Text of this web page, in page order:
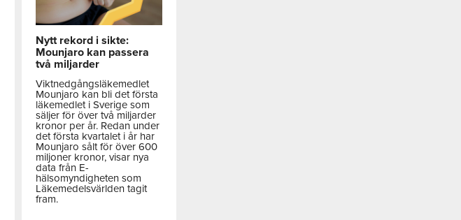
Nytt rekord i sikte:
Mounjaro kan passera
två miljarder
Viktnedgångsläkemedlet
Mounjaro kan bli det första
läkemedlet i Sverige som
säljer för över två miljarder
kronor per år. Redan under
det första kvartalet i år har
Mounjaro sålt för över 600
miljoner kronor, visar nya
data från E-
hälsomyndigheten som
Läkemedelsvärlden tagit
fram.